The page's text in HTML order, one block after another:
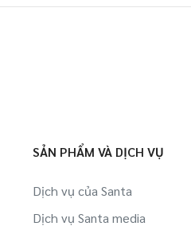
SẢN PHẨM VÀ DỊCH VỤ
Dịch vụ của Santa
Dịch vụ Santa media